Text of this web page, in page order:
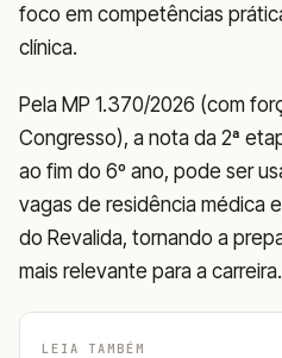
foco em competências
clínica.
Pela MP 1.370/2026 (com
Congresso), a nota da 2ª
ao fim do 6º ano, pode ser
vagas de residência médica
do Revalida, tornando a
mais relevante para a carreira.
LEIA TAMBÉM